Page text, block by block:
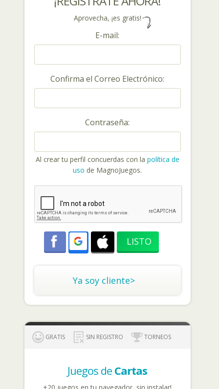
Aprovecha, ¡es gratis!
E-mail:
Confirma el Correo Electrónico:
Contraseña:
Al crear tu perfil concuerdas con la política de
uso de MagnoJuegos.
Ya soy cliente>
GRATIS SIN REGISTRO TORNEOS
Juegos de Cartas